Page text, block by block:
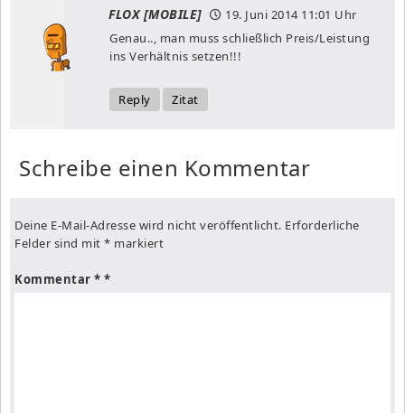
FLOX [MOBILE] 19. Juni 201411:01 Uhr
Genau.., man muss schließlich Preis/Leistung
ins Verhältnis setzen!!!
Reply Zitat
Schreibe einen Kommentar
Deine E-Mail-Adresse wird nicht veröffentlicht. Erforderliche
Felder sind mit * markiert
Kommentar *